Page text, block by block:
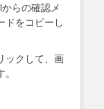
らの確認メ
ドをコピーし
ックして、画